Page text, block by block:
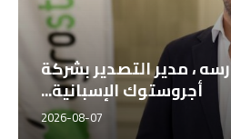
، مدير التصدير بشركة
أجروستوك الإسبانية...
2026-08-07